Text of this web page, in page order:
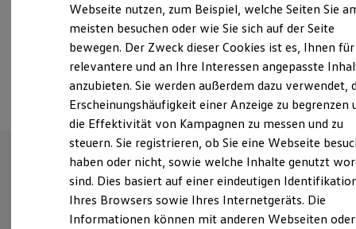
Laden
Laden unterwegs
Laden Zuhause
Ladestationen finden
Ladezeitensimulator
Batterie
Sicherheit
Garantie und Lebensdauer
Nachhaltigkeit
Technologie
Kosten und Kauf
Verbrauchskosten
Kaufoptionen
E-Auto-Förderung
Software und Konnektivität
Ansprechpartner
Unsere Leistungenim
Überblick
Webseite nutzen, zum Beispiel, welche Seiten Sie
meisten besuchen oder wie Sie sich auf der Seite
bewegen. Der Zweck dieser Cookies ist es, Ihnen für
relevantere und an Ihre Interessen angepasste
anzubieten. Sie werden außerdem dazu verwendet,
Erscheinungshäufigkeit einer Anzeige zu begrenzen
die Effektivität von Kampagnen zu messen und zu
steuern. Sie registrieren, ob Sie eine Webseite
haben oder nicht, sowie welche Inhalte genutzt
sind. Dies basiert auf einer eindeutigen
Ihres Browsers sowie Ihres Internetgeräts. Die
Informationen können mit anderen Webseiten oder